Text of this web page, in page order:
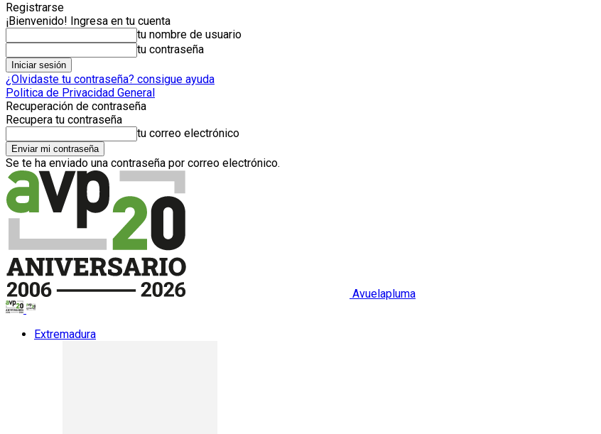
Registrarse
¡Bienvenido! Ingresa en tu cuenta
tu nombre de usuario
tu contraseña
¿Olvidaste tu contraseña? consigue ayuda
Politica de Privacidad General
Recuperación de contraseña
Recupera tu contraseña
tu correo electrónico
Se te ha enviado una contraseña por correo electrónico.
Avuelapluma
Extremadura